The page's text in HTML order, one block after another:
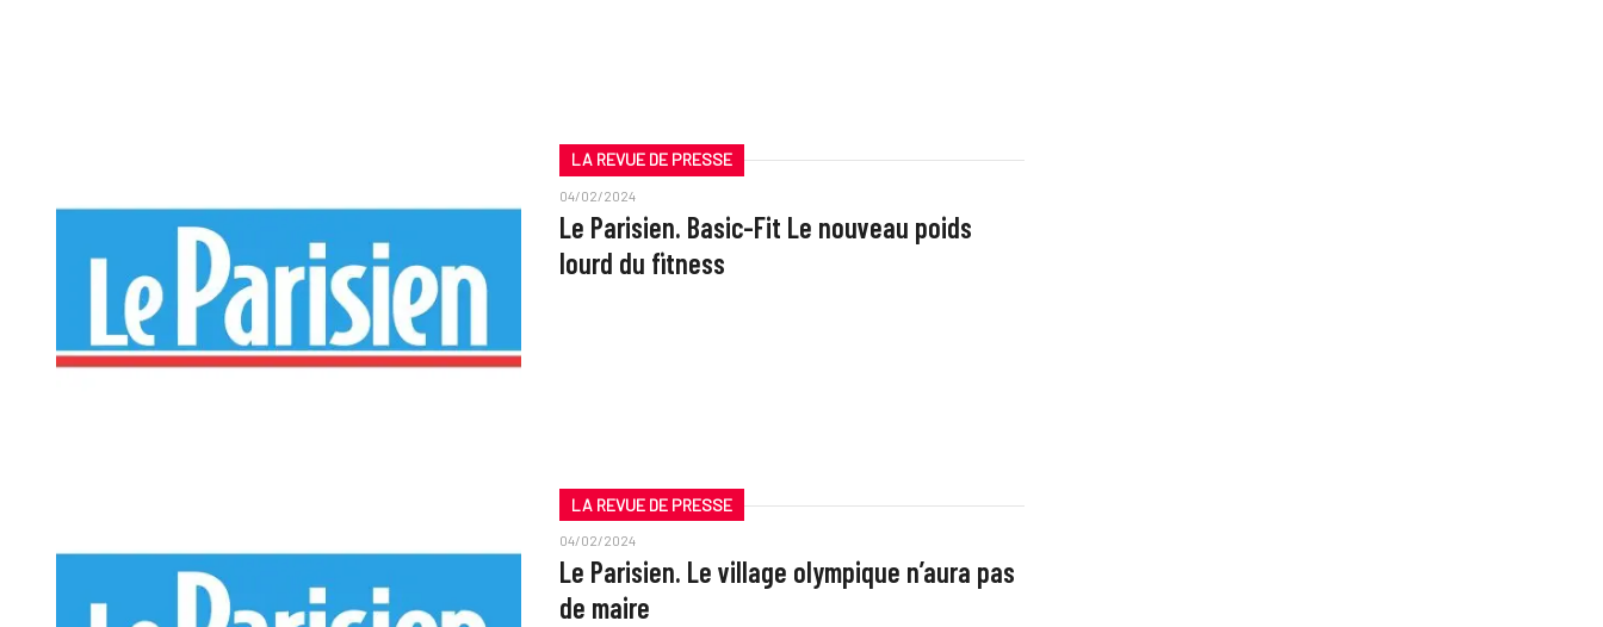
LA REVUE DE PRESSE
04/02/2024
Le Parisien. Basic-Fit Le nouveau poids
lourd du fitness
LA REVUE DE PRESSE
04/02/2024
Le Parisien. Le village olympique n’aura pas
de maire